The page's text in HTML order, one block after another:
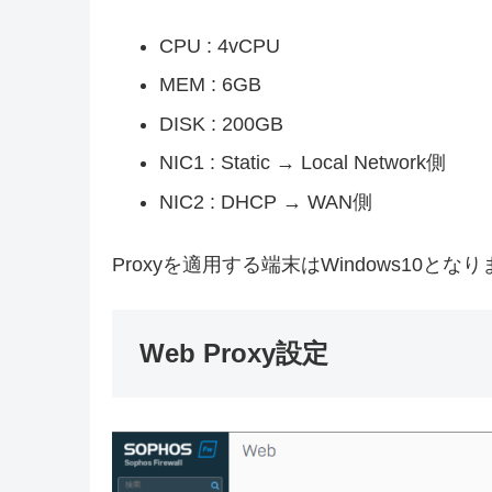
CPU : 4vCPU
MEM : 6GB
DISK : 200GB
NIC1 : Static → Local Network側
NIC2 : DHCP → WAN側
Proxyを適用する端末はWindows10となり
Web Proxy設定